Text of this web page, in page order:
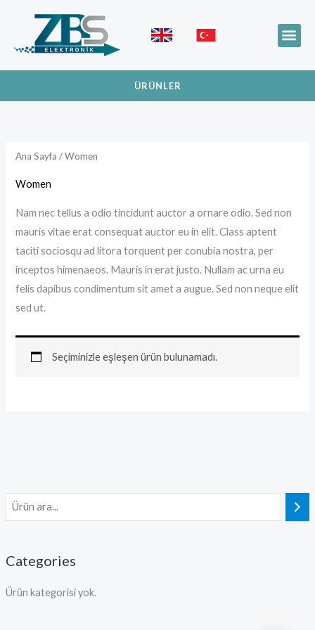
ÜRÜNLER
Categories
Ürün kategorisi yok.
Ana Sayfa / Women
Women
Nam nec tellus a odio tincidunt auctor a ornare odio. Sed non
mauris vitae erat consequat auctor eu in elit. Class aptent
taciti sociosqu ad litora torquent per conubia nostra, per
inceptos himenaeos. Mauris in erat justo. Nullam ac urna eu
felis dapibus condimentum sit amet a augue. Sed non neque elit
sed ut.
Seçiminizle eşleşen ürün bulunamadı.